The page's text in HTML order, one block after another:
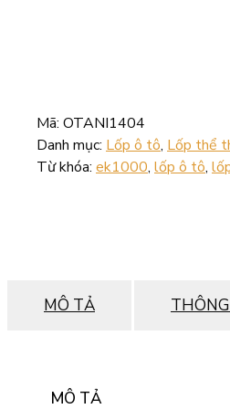
Mã: OTANI1404
Danh mục: Lốp ô tô, Lốp thể
Từ khóa: ek1000, lốp ô tô,
MÔ TẢ
MÔ TẢ